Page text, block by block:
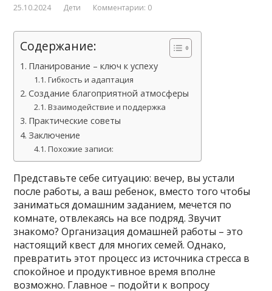
25.10.2024 Дети Комментарии: 0
Содержание:
Планирование – ключ к успеху
Гибкость и адаптация
Создание благоприятной атмосферы
Взаимодействие и поддержка
Практические советы
Заключение
Похожие записи:
Представьте себе ситуацию: вечер, вы устали
после работы, а ваш ребенок, вместо того чтобы
заниматься домашним заданием, мечется по
комнате, отвлекаясь на все подряд. Звучит
знакомо? Организация домашней работы – это
настоящий квест для многих семей. Однако,
превратить этот процесс из источника стресса в
спокойное и продуктивное время вполне
возможно. Главное – подойти к вопросу